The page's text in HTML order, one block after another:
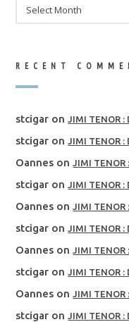
RECENT
stcigar onJIMI TENOR :
stcigar onJIMI TENOR :
Oannes onJIMI TENOR
stcigar onJIMI TENOR :
Oannes onJIMI TENOR
stcigar onJIMI TENOR :
Oannes onJIMI TENOR
stcigar onJIMI TENOR :
Oannes onJIMI TENOR
stcigar onJIMI TENOR :